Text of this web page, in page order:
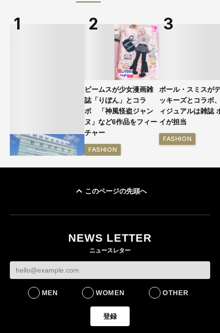
ビームスが少女漫画雑
誌「りぼん」とコラ
ボ 「神風怪盗ジャン
ヌ」など6作品をフィー
チャー
FASHION
ポール・スミスが
ッキーズとコラボ
ィジュアルは雑誌
イが担当
FASHION
このページの先頭へ
NEWS LETTER
ニュースレター
MEN WOMEN OTHER
登録